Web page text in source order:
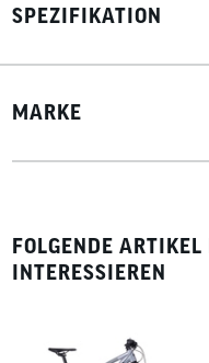
SPEZIFIKATION
MARKE
FOLGENDE
INTERESSIEREN